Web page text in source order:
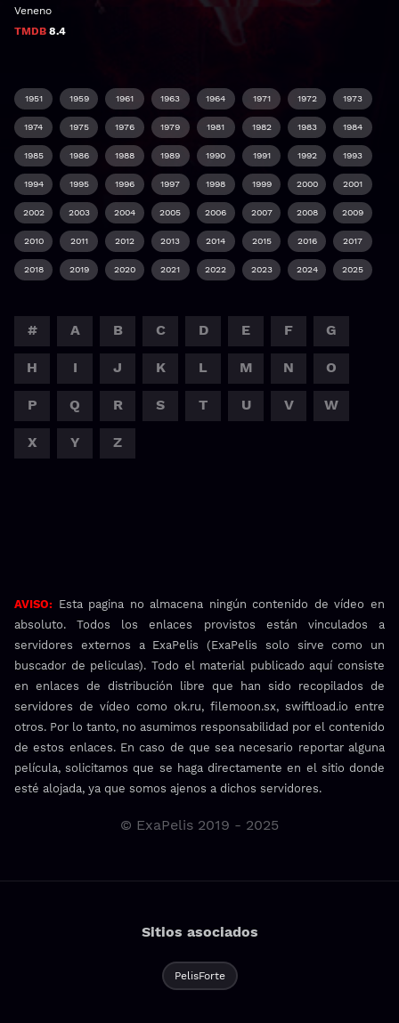
Veneno
TMDB 8.4
1951 1959 1961 1963 1964 1971 1972 1973
1974 1975 1976 1979 1981 1982 1983 1984
1985 1986 1988 1989 1990 1991 1992 1993
1994 1995 1996 1997 1998 1999 2000 2001
2002 2003 2004 2005 2006 2007 2008 2009
2010 2011 2012 2013 2014 2015 2016 2017
2018 2019 2020 2021 2022 2023 2024 2025
# A B C D E F G
H I J K L M N O
P Q R S T U V W
X Y Z
AVISO: Esta pagina no almacena ningún contenido de vídeo en
absoluto. Todos los enlaces provistos están vinculados a
servidores externos a ExaPelis (ExaPelis solo sirve como un
buscador de peliculas). Todo el material publicado aquí consiste
en enlaces de distribución libre que han sido recopilados de
servidores de vídeo como ok.ru, filemoon.sx, swiftload.io entre
otros. Por lo tanto, no asumimos responsabilidad por el contenido
de estos enlaces. En caso de que sea necesario reportar alguna
película, solicitamos que se haga directamente en el sitio donde
esté alojada, ya que somos ajenos a dichos servidores.
© ExaPelis 2019 - 2025
Sitios asociados
PelisForte